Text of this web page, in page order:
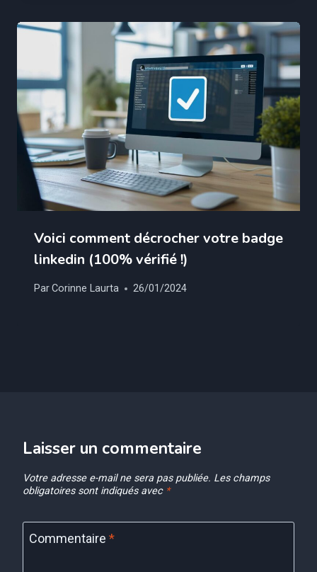
Voici comment décrocher votre badge
linkedin (100% vérifié !)
ParCorinne Laurta 26/01/2024
Laisser un commentaire
Votre adresse e-mail ne sera pas publiée. Les champs
obligatoires sont indiqués avec *
Commentaire *